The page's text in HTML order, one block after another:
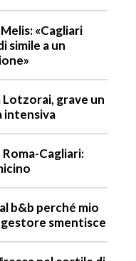
«Cagliari
simile a un
Lotzorai, grave un
intensiva
Cagliari:
b&b perché mio
smentisce